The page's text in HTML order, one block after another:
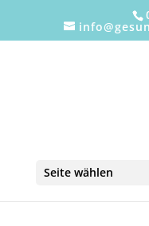
Seite wählen